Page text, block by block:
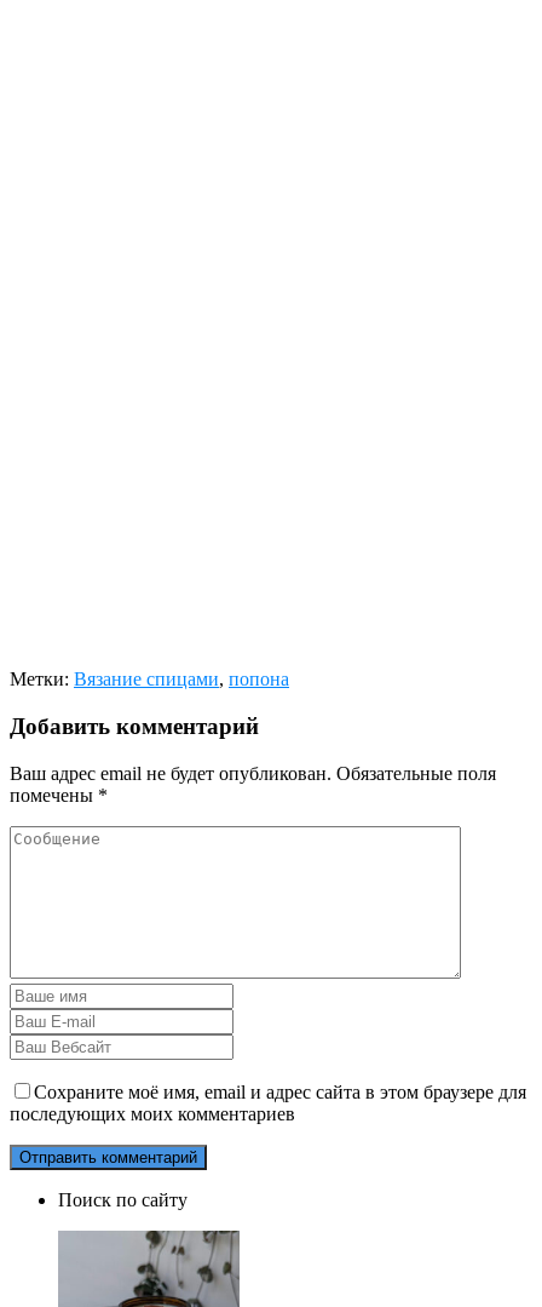
Метки: Вязание спицами, попона
Добавить комментарий
Ваш адрес email не будет опубликован. Обязательные поля
помечены *
Сохраните моё имя, email и адрес сайта в этом браузере для
последующих моих комментариев
Поиск по сайту